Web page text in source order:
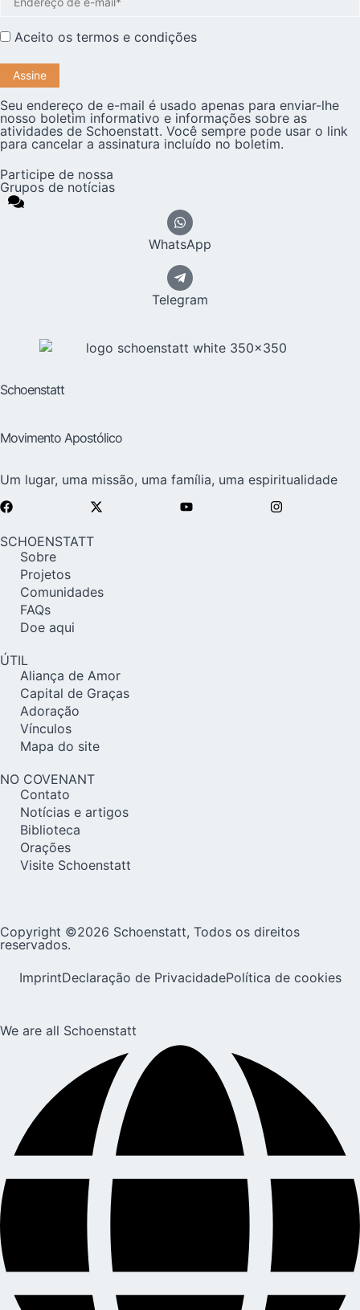
Aceito os termos e condições
Seu endereço de e-mail é usado apenas para enviar-lhe
nosso boletim informativo e informações sobre as
atividades de Schoenstatt. Você sempre pode usar o link
para cancelar a assinatura incluído no boletim.
Participe de nossa
Grupos de notícias
WhatsApp
Telegram
Schoenstatt
Movimento Apostólico
Um lugar, uma missão, uma família, uma espiritualidade
SCHOENSTATT
Sobre
Projetos
Comunidades
FAQs
Doe aqui
ÚTIL
Aliança de Amor
Capital de Graças
Adoração
Vínculos
Mapa do site
NO COVENANT
Contato
Notícias e artigos
Biblioteca
Orações
Visite Schoenstatt
Copyright ©2026 Schoenstatt, Todos os direitos
reservados.
ImprintDeclaração de PrivacidadePolítica de cookies
We are all Schoenstatt